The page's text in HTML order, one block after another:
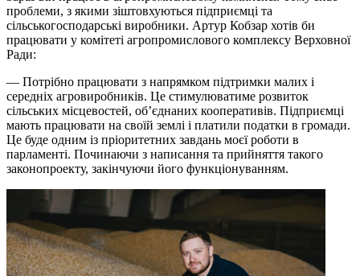
проблеми, з якими зіштовхуються підприємці та
сільськогосподарські виробники. Артур Кобзар хотів би
працювати у комітеті агропромислового комплексу Верховної
Ради:
— Потрібно працювати з напрямком підтримки малих і
середніх агровиробників. Це стимулюватиме розвиток
сільських місцевостей, об’єднаних кооперативів. Підприємці
мають працювати на своїй землі і платили податки в громади.
Це буде одним із пріоритетних завдань моєї роботи в
парламенті. Починаючи з написання та прийняття такого
законопроекту, закінчуючи його функціонуванням.